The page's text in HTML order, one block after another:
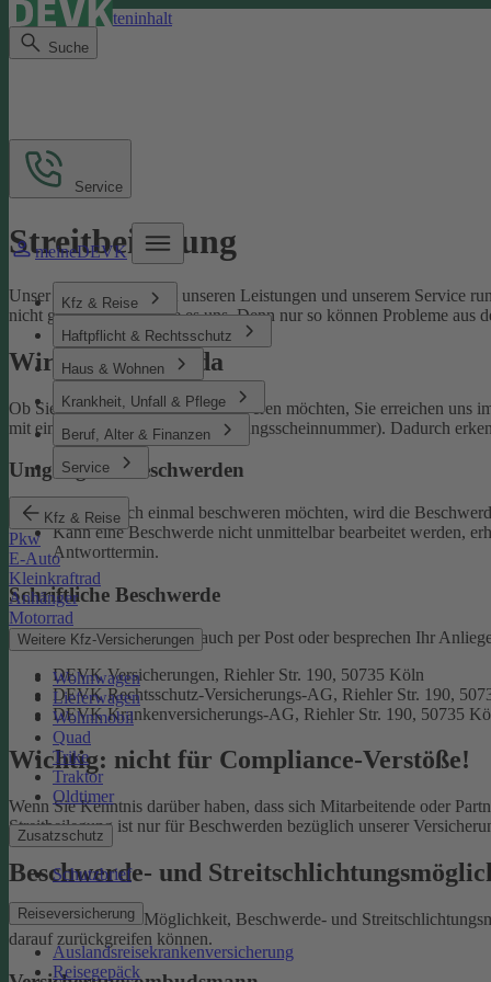
Direkt zum Seiteninhalt
Suche
meineDEVK
Kfz & Reise
Haftpflicht & Rechtsschutz
Haus & Wohnen
Krankheit, Unfall & Pflege
Beruf, Alter & Finanzen
Service
Kfz & Reise
Pkw
E-Auto
Kleinkraftrad
Anhänger
Motorrad
Weitere Kfz-Versicherungen
Wohnwagen
Lieferwagen
Wohnmobil
Quad
Trike
Traktor
Oldtimer
Zusatzschutz
Schutzbrief
Reiseversicherung
Auslandsreisekrankenversicherung
Reisegepäck
Service
Streitbeilegung
Unser Ziel ist es, Sie mit unseren Leistungen und unserem Service
nicht gelingen, sagen Sie es uns. Denn nur so können Probleme aus
Wir sind für Sie da
Ob Sie uns loben oder sich beschweren möchten, Sie erreichen uns
mit einer Schaden- oder Versicherungsscheinnummer). Dadurch
Umgang mit Beschwerden
Falls Sie sich einmal beschweren möchten, wird die
Kann eine Beschwerde nicht unmittelbar bearbeitet werden,
Antworttermin.
Schriftliche Beschwerde
Natürlich erreichen Sie uns auch per Post oder besprechen Ihr
DEVK Versicherungen, Riehler Str. 190, 50735 Köln
DEVK Rechtsschutz-Versicherungs-AG, Riehler Str. 190,
DEVK Krankenversicherungs-AG, Riehler Str. 190, 50735
Wichtig: nicht für Compliance-Verstöße!
Wenn Sie Kenntnis darüber haben, dass sich Mitarbeitende oder
Streitbeilegung ist nur für Beschwerden bezüglich unserer
Beschwerde- und
Sie haben auch die Möglichkeit, Beschwerde- und
darauf zurückgreifen können.